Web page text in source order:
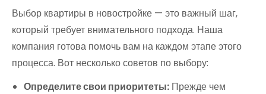
Выбор квартиры в новостройке — это важный шаг,
который требует внимательного подхода. Наша
компания готова помочь вам на каждом этапе этого
процесса. Вот несколько советов по выбору:
Определите свои приоритеты: Прежде чем